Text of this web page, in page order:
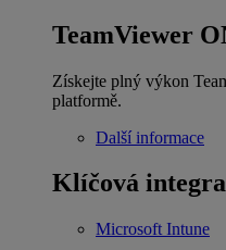
TeamViewer
Získejte plný výkon
platformě.
Další informace
Klíčová
Microsoft Intune